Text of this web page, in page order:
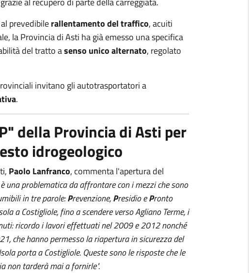
prevedibilerallentamento del traffico, acuiti
la Provincia di Asti ha già emesso una specifica
del tratto asenso unico alternato, regolato
invitano gli autotrasportatori a
.
della Provincia di Asti per
idrogeologico
Paolo Lanfranco, commenta l'apertura del
una problematica da affrontare con i mezzi che sono
in tre parole:Prevenzione,Presidio ePronto
a Costigliole, fino a scendere verso Agliano Terme, i
ricordo i lavori effettuati nel 2009 e 2012 nonché
che hanno permesso la riapertura in sicurezza del
porta a Costigliole. Queste sono le risposte che le
non tarderà mai a fornirle".